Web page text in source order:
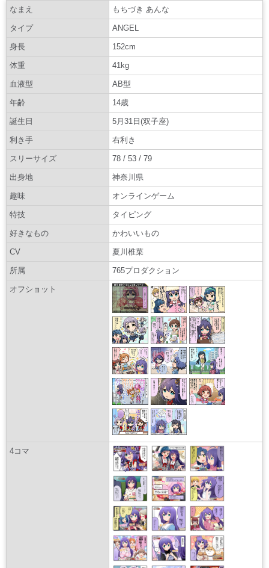
なまえ もちづき あんな
タイプ ANGEL
身長 152cm
体重 41kg
血液型 AB型
年齢 14歳
誕生日 5月31日(双子座)
利き手 右利き
スリーサイズ 78 / 53 / 79
出身地 神奈川県
趣味 オンラインゲーム
特技 タイピング
好きなもの かわいいもの
CV 夏川椎菜
所属 765プロダクション
オフショット
4コマ